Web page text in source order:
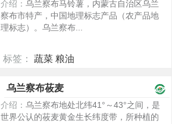
介绍： 乌兰察布马铃薯，内蒙古自治区乌兰
察布市特产，中国地理标志产品（农产品地
理标志）。乌兰察布...
标签： 蔬菜 粮油
乌兰察布莜麦
介绍： 乌兰察布地处北纬41°～43°之间，是
世界公认的莜麦黄金生长纬度带，所种植的